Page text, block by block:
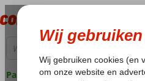
Pakketgarantie